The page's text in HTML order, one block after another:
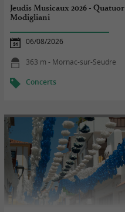
Jeudis Musicaux 2026 - Quatuor
Modigliani
06/08/2026
363 m - Mornac-sur-Seudre
Concerts